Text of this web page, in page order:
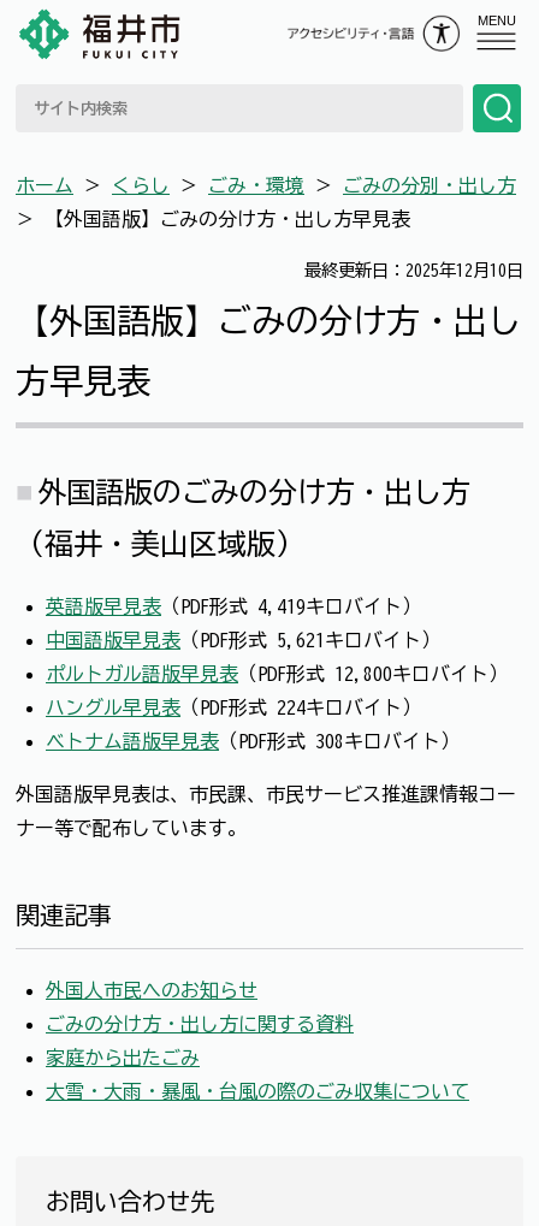
MENU
ホーム ＞ くらし ＞ ごみ・環境 ＞ ごみの分別・出し方
＞
【外国語版】ごみの分け方・出し方早見表
最終更新日：2025年12月10日
【外国語版】ごみの分け方・出し
方早見表
外国語版のごみの分け方・出し方
（福井・美山区域版）
英語版早見表 （PDF形式 4,419キロバイト）
中国語版早見表 （PDF形式 5,621キロバイト）
ポルトガル語版早見表 （PDF形式 12,800キロバイト）
ハングル早見表 （PDF形式 224キロバイト）
ベトナム語版早見表 （PDF形式 308キロバイト）
外国語版早見表は、市民課、市民サービス推進課情報コー
ナー等で配布しています。
関連記事
外国人市民へのお知らせ
ごみの分け方・出し方に関する資料
家庭から出たごみ
大雪・大雨・暴風・台風の際のごみ収集について
お問い合わせ先